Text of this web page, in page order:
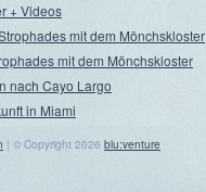
+ Videos
mit dem Mönchskloster
mit dem Mönchskloster
nach Cayo Largo
in Miami
| © Copyright 2026 blu:venture